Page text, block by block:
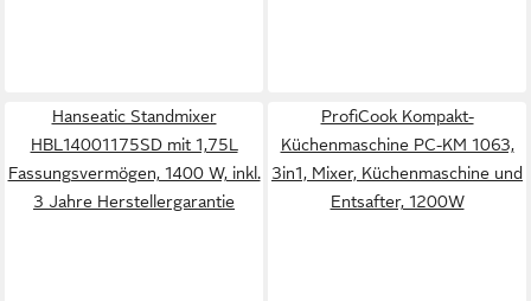
Hanseatic Standmixer
HBL14001175SD mit 1,75L
Fassungsvermögen, 1400 W, inkl.
3 Jahre Herstellergarantie
ProfiCook Kompakt-
Küchenmaschine PC-KM 1063,
3in1, Mixer, Küchenmaschine und
Entsafter, 1200W